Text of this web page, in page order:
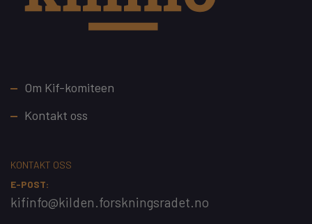
Footer
Om Kif-komiteen
Kontakt oss
KONTAKT OSS
E-POST:
kifinfo@kilden.forskningsradet.no